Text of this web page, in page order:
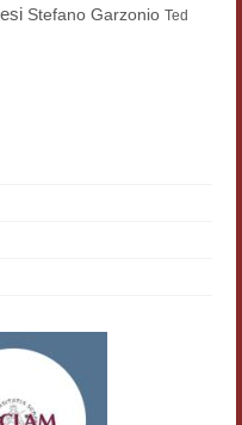
Kultur
Stefano Garzonio Ted